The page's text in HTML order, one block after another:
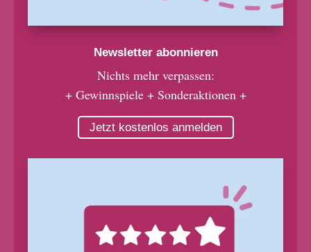
Newsletter abonnieren
Nichts mehr verpassen:
+ Gewinnspiele + Sonderaktionen +
Jetzt kostenlos anmelden